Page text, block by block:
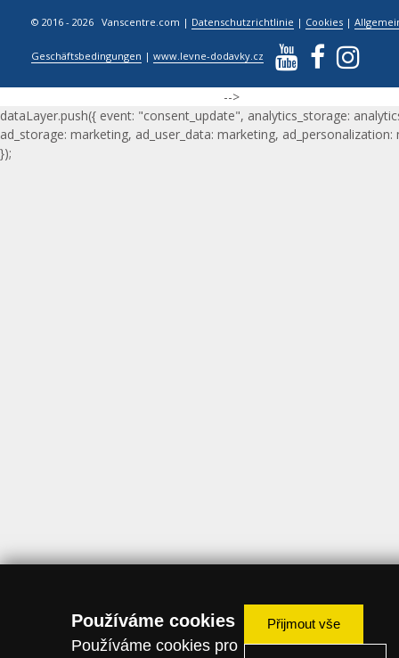
© 2016 - 2026 Vanscentre.com | Datenschutzrichtlinie | Cookies |
Geschäftsbedingungen |www.levne-dodavky.cz
-->
dataLayer.push({ event: "consent_update", analytics_storage:
ad_storage: marketing, ad_user_data: marketing, ad_personalization:
});
Používáme cookies
Používáme cookies pro
Přijmout vše